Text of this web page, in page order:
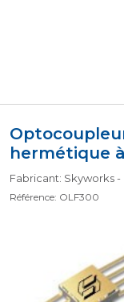
hermétique
Fabricant: Skyworks -
Référence: OLF300